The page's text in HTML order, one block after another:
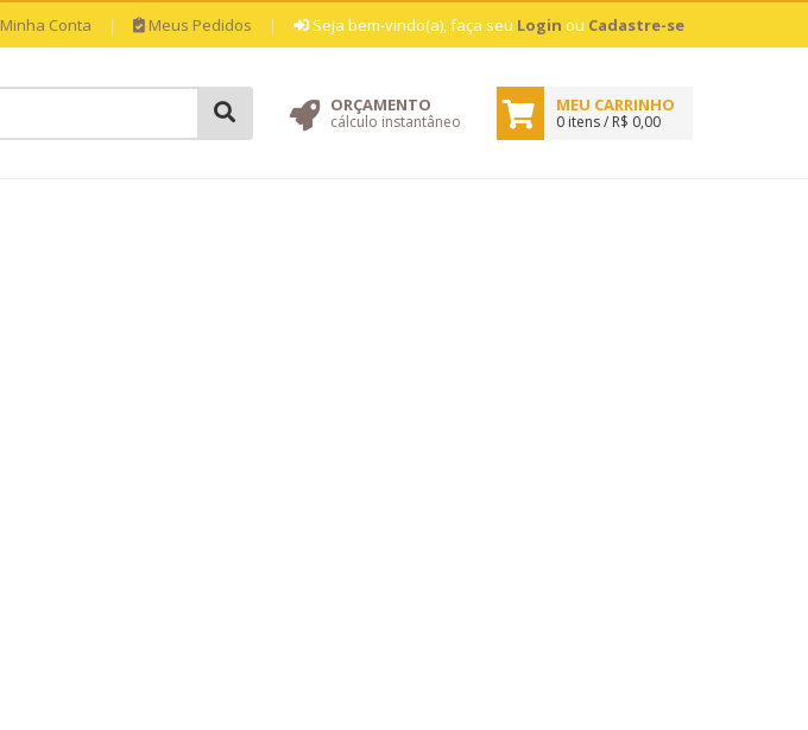
Minha Conta | Meus Pedidos | Seja bem-vindo(a), faça seu Login ou Cadastre-se
ORÇAMENTO
cálculo instantâneo
MEU CARRINHO
0 itens / R$ 0,00